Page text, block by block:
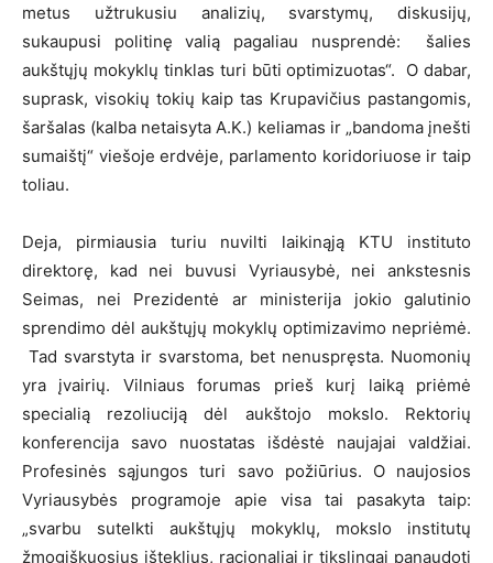
metus užtrukusiu analizių, svarstymų, diskusijų,
sukaupusi politinę valią pagaliau nusprendė: šalies
aukštųjų mokyklų tinklas turi būti optimizuotas“. O dabar,
suprask, visokių tokių kaip tas Krupavičius pastangomis,
šaršalas (kalba netaisyta A.K.) keliamas ir „bandoma įnešti
sumaištį“ viešoje erdvėje, parlamento koridoriuose ir taip
toliau.
Deja, pirmiausia turiu nuvilti laikinąją KTU instituto
direktorę, kad nei buvusi Vyriausybė, nei ankstesnis
Seimas, nei Prezidentė ar ministerija jokio galutinio
sprendimo dėl aukštųjų mokyklų optimizavimo nepriėmė.
Tad svarstyta ir svarstoma, bet nenuspręsta. Nuomonių
yra įvairių. Vilniaus forumas prieš kurį laiką priėmė
specialią rezoliuciją dėl aukštojo mokslo. Rektorių
konferencija savo nuostatas išdėstė naujajai valdžiai.
Profesinės sąjungos turi savo požiūrius. O naujosios
Vyriausybės programoje apie visa tai pasakyta taip:
„svarbu sutelkti aukštųjų mokyklų, mokslo institutų
žmogiškuosius išteklius, racionaliai ir tikslingai panaudoti